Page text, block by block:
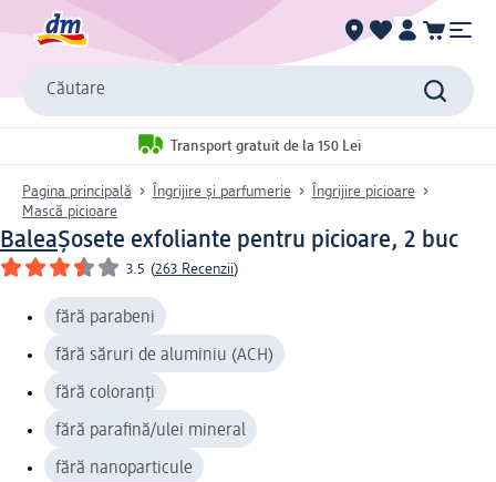
Căutare
Transport gratuit de la 150 Lei
Pagina principală Îngrijire și parfumerie
Îngrijire picioare
Mască picioare
BaleaȘosete exfoliante pentru picioare, 2 buc
3.5 (263 Recenzii)
fără parabeni
fără săruri de aluminiu (ACH)
fără coloranți
fără parafină/ulei mineral
fără nanoparticule